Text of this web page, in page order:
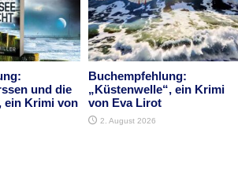
und die
ein Krimi von
Buchempfehlung:
„Küstenwelle“, ein Krimi
von Eva Lirot
2. August 2026